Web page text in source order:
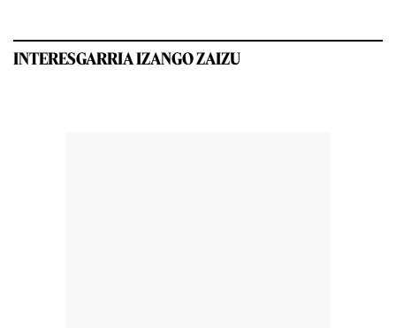
INTERESGARRIA IZANGO ZAIZU